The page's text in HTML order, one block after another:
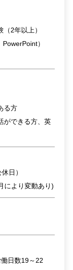
2年以上）
）
る方
ができる方、英
日）
により変動あり)
日数19～22